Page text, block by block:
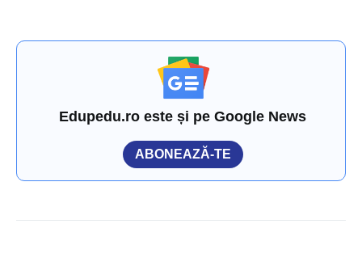
Edupedu.ro este și pe Google News
ABONEAZĂ-TE